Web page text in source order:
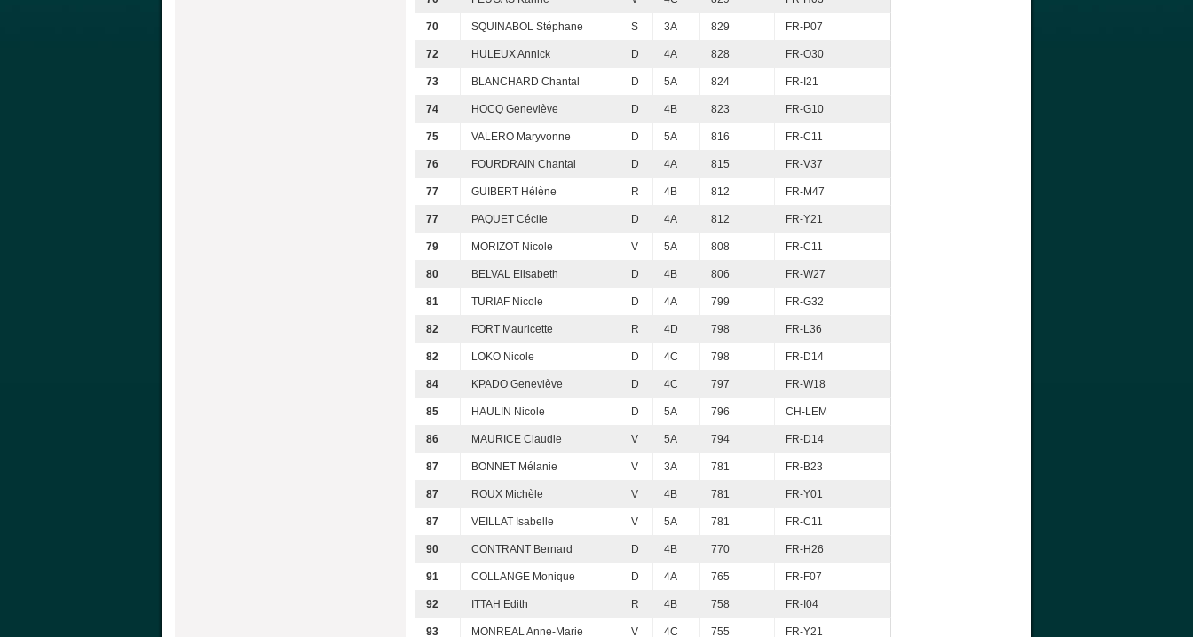
70 SQUINABOL Stéphane S 3A 829 FR-P07
72 HULEUX Annick D 4A 828 FR-O30
73 BLANCHARD Chantal D 5A 824 FR-I21
74 HOCQ Geneviève D 4B 823 FR-G10
75 VALERO Maryvonne D 5A 816 FR-C11
76 FOURDRAIN Chantal D 4A 815 FR-V37
77 GUIBERT Hélène R 4B 812 FR-M47
77 PAQUET Cécile D 4A 812 FR-Y21
79 MORIZOT Nicole V 5A 808 FR-C11
80 BELVAL Elisabeth D 4B 806 FR-W27
81 TURIAF Nicole D 4A 799 FR-G32
82 FORT Mauricette R 4D 798 FR-L36
82 LOKO Nicole D 4C 798 FR-D14
84 KPADO Geneviève D 4C 797 FR-W18
85 HAULIN Nicole D 5A 796 CH-LEM
86 MAURICE Claudie V 5A 794 FR-D14
87 BONNET Mélanie V 3A 781 FR-B23
87 ROUX Michèle V 4B 781 FR-Y01
87 VEILLAT Isabelle V 5A 781 FR-C11
90 CONTRANT Bernard D 4B 770 FR-H26
91 COLLANGE Monique D 4A 765 FR-F07
92 ITTAH Edith R 4B 758 FR-I04
93 MONREAL Anne-Marie V 4C 755 FR-Y21